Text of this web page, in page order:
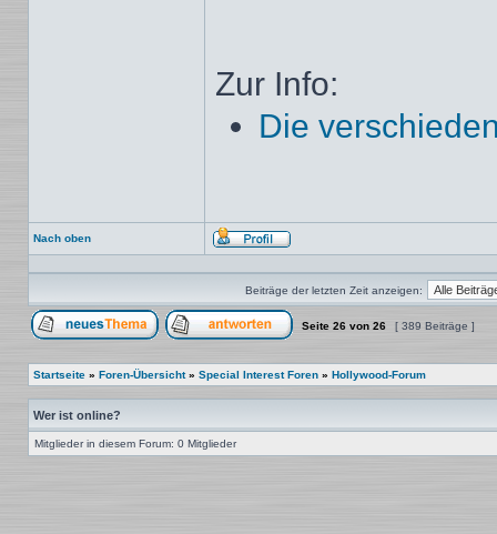
Zur Info:
Die
Nach oben
Profil
Beiträge der letzten Zeit anzeigen:
Seite 26 von 26 [ 389 Beiträge ]
Startseite » Foren-Übersicht» Special Interest Foren » Hollywood-Forum
Wer ist online?
Mitglieder in diesem Forum: 0 Mitglieder